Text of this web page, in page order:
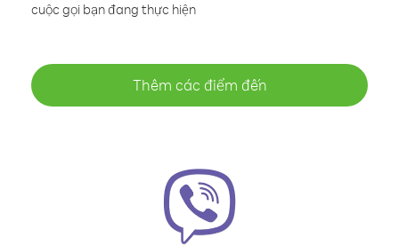
cuộc gọi bạn đang thực hiện
Thêm các điểm đến